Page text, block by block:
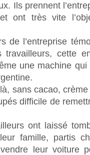
Ils prennent
et ont très vite
de l’entreprise
travailleurs, cette
une machine qui
sans cacao,
difficile de
ont laissé
leur famille, partis
vendre leur voiture